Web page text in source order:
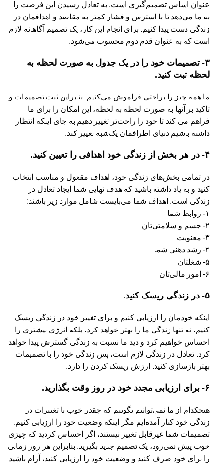
عنوان اساس تصمیم‌گیری است. به تعادل رسیدن این فرصت را
به ما می‌دهد تا با استرس و فشار کمتر به مقاصد و اهدافمان در
زندگی دست پیدا کنیم. برای انجام این کار، یک تصمیم آگاهانه لازم
است که به عنوان قدم دوم محسوب می‌شود.
۳- تصمیمات خود را در یک جدول به صورت لحظه به
لحظه ثبت کنید.
ما همه چیز را براحتی فراموش می‌کنیم. بنابراین ثبت تصمیمات و
تاکید بر آنها به صورت لحظه به لحظه، این امکان را برای ما
فراهم می کند تا خود را راحت‌تر تغییر دهیم به جای اینکه انتظار
داشته باشیم دنیای اطرافمان یک‌شبه تغییر کند.
۴- در هر بخش از زندگی خود اهدافی را تعیین کنید.
در تمامی بخش‌های زندگی خود، اهداف مقعول و مناسب انتخاب
کنید و به یاد داشته باشید که هدف نهایی شما ایجاد تعادل در
زندگی است. اهداف شما می‌بایست شامل موارد زیر باشند:
۱- روابط شما
۲- جسم و سلامتی‌تان
۳- معنویت
۴- رشد ذهنی شما
۵- شغلتان
۶- امور مالی‌تان
۵- در زندگی ریسک کنید.
اینکه خودمان را ارزیابی کنیم و برای تغییر خود در زندگی ریسک
کنیم، نه تنها زندگی ما را بهتر خواهد کرد، بلکه انرژی بیشتری را
احساس خواهیم کرد و دید ما نسبت به زندگی گسترش پیدا خواهد
کرد. تعادل در زندگی لازم است، پس زندگی خود را با تصمیمات
بهتر بازسازی کنید. ارزش ریسک کردن را دارد.
۶- برای ارزیابی مجدد خود در روز وقت بگذارید.
هیچکدام از ما نمی‌توانیم بگوییم که چقدر خوب با تغییرات در
زندگی خود کنار آمده‌ایم مگر اینکه وضعیت خود را ارزیابی کنیم.
تصمیمات شما غیرقابل تغییر نیستند، اگر احساس کردید که چیزی
خوب پیش نمی‌رود، یک تصمیم جدید بگیرید. بنابراین هر روز زمانی
را برای خود صرف کنید و وضعیت خود را ارزیابی کنید، آرام باشید